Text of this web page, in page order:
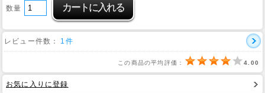
数量
レビュー件数： 1件
この商品の平均評価： 4.00
お気に入りに登録